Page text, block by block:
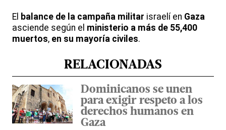
El balance de la campaña militar israelí en Gaza
asciende según el ministerio a más de 55,400
muertos, en su mayoría civiles.
RELACIONADAS
Dominicanos se unen
para exigir respeto a los
derechos humanos en
Gaza